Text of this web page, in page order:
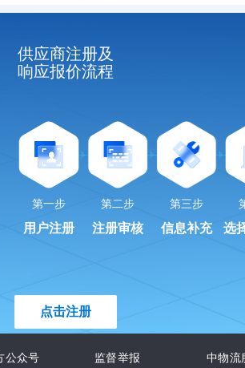
供应商注册及
响应报价流程
第一步
用户注册
第二步
注册审核
第三步
信息补充 选
点击注册
公众号 监督举报
中物流